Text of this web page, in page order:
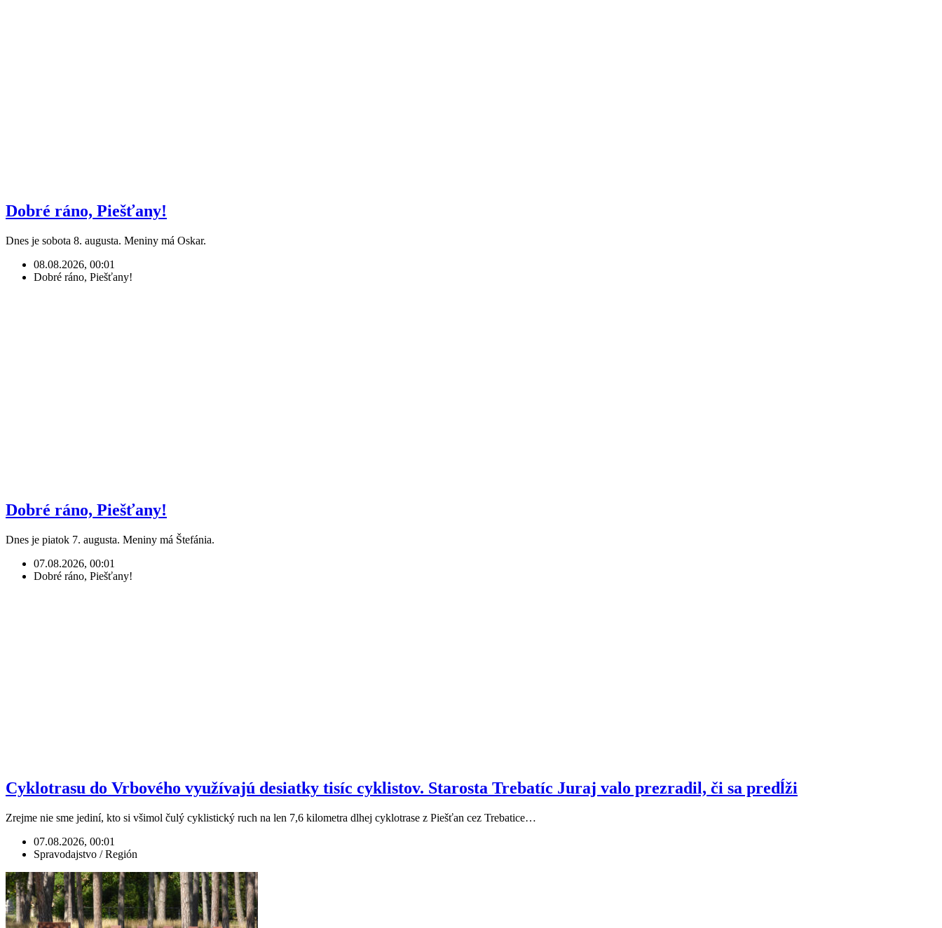
Dobré ráno, Piešťany!
Dnes je sobota 8. augusta. Meniny má Oskar.
08.08.2026, 00:01
Dobré ráno, Piešťany!
Dobré ráno, Piešťany!
Dnes je piatok 7. augusta. Meniny má Štefánia.
07.08.2026, 00:01
Dobré ráno, Piešťany!
Cyklotrasu do Vrbového využívajú desiatky tisíc cyklistov. Starosta Trebatíc Juraj valo prezradil, či sa predĺži
Zrejme nie sme jediní, kto si všimol čulý cyklistický ruch na len 7,6 kilometra dlhej cyklotrase z Piešťan cez Trebatice…
07.08.2026, 00:01
Spravodajstvo / Región